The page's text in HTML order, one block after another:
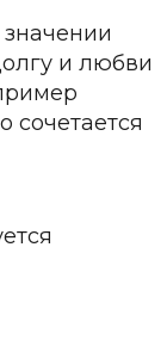
и любви
сочетается